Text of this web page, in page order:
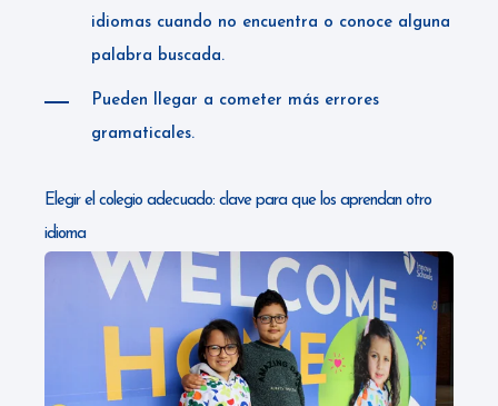
idiomas cuando no encuentra o conoce alguna
palabra buscada.
Pueden llegar a cometer más errores
gramaticales.
Elegir el colegio adecuado: clave para que los aprendan otro
idioma